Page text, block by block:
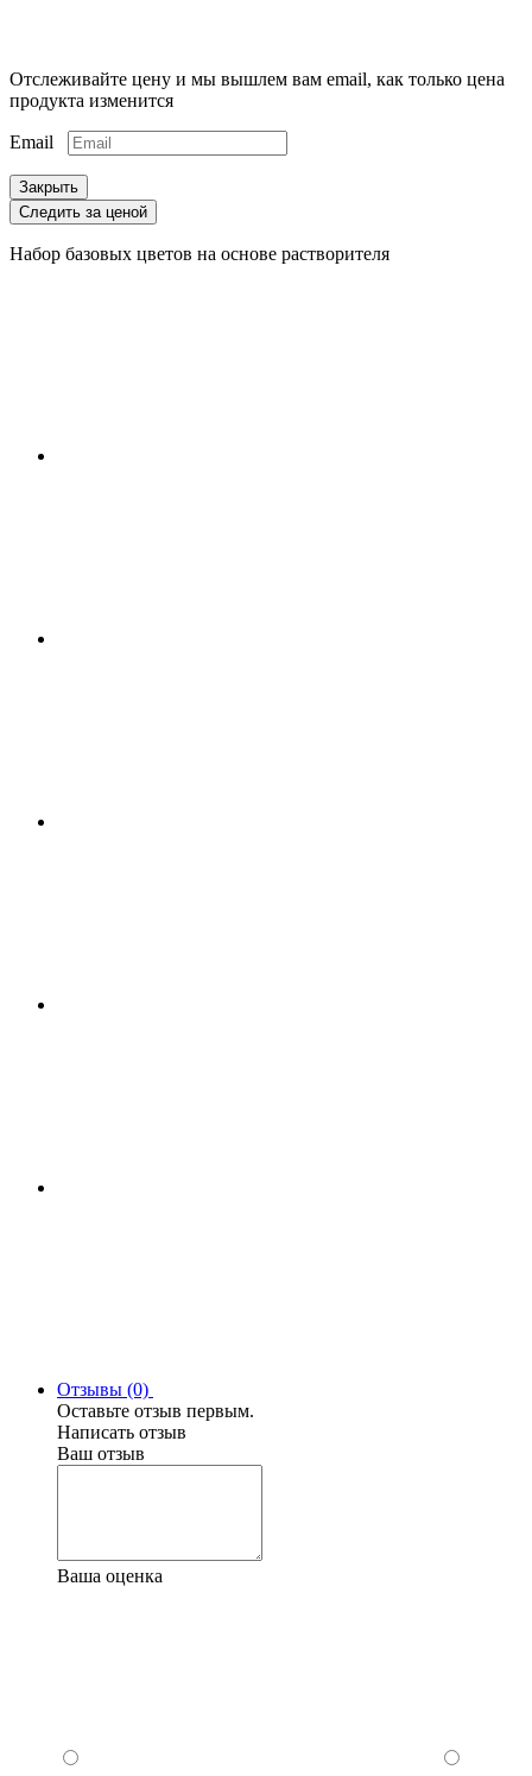
Отслеживайте цену и мы вышлем вам email, как только цена
продукта изменится
Email
Закрыть
Следить за ценой
Набор базовых цветов на основе растворителя
Отзывы (0)
Оставьте отзыв первым.
Написать отзыв
Ваш отзыв
Ваша оценка